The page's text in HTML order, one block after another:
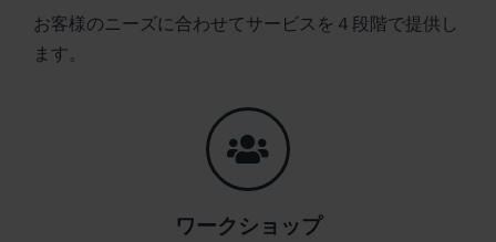
お客様のニーズに合わせてサービスを４段階で提供し
ます。
ワークショップ